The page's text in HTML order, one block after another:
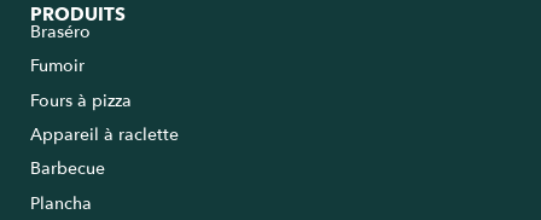
PRODUITS
Braséro
Fumoir
Fours à pizza
Appareil à raclette
Barbecue
Plancha